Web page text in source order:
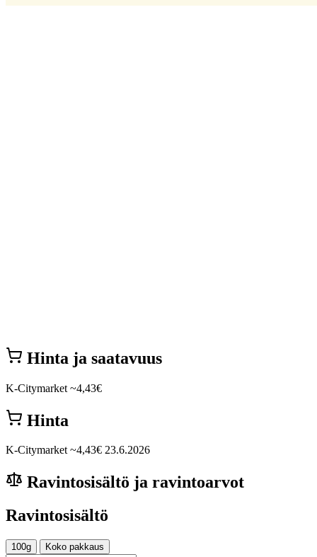
Hinta ja saatavuus
K-Citymarket ~4,43€
Hinta
K-Citymarket ~4,43€ 23.6.2026
Ravintosisältö ja ravintoarvot
Ravintosisältö
100g Koko pakkaus